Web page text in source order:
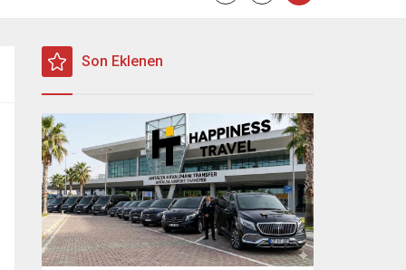
Son Eklenen